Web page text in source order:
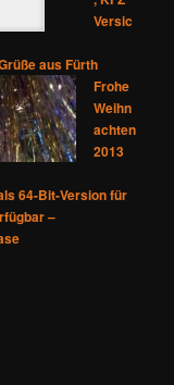
Versic
aus Fürth
Frohe
Weihn
achten
2013
64-Bit-Version für
–